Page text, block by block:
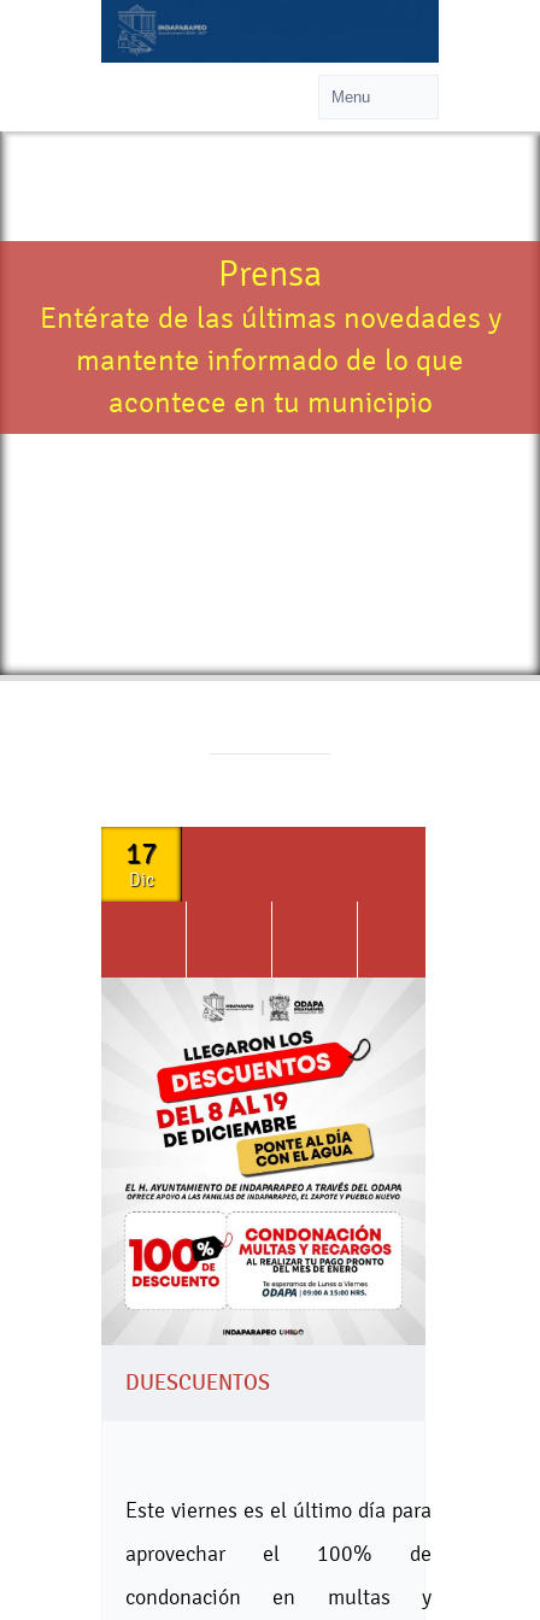
Prensa
Entérate de las últimas novedades y
mantente informado de lo que
acontece en tu municipio
17
Dic
DUESCUENTOS
Este viernes es el último día para
aprovechar el 100% de
condonación en multas y